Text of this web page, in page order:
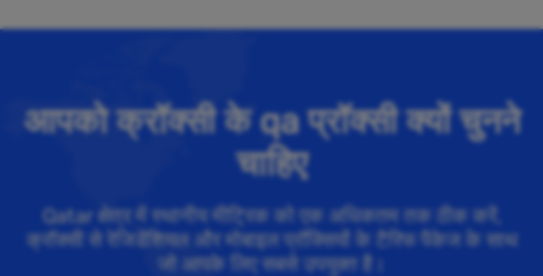
आपको क्रॉक्सी के qa प्रॉक्सी क्यों चुनने
चाहिए
Qatar क्षेत्र में स्थानीय मीट्रिक को एक अधिकतम तक ठीक करें,
क्रॉक्सी से रेजिडेंशियल और मोबाइल प्रॉक्सियों के टैरिफ पैकेज के साथ
जो आपके लिए सबसे उपयुक्त है।